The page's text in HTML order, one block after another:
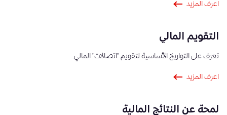
اعرف المزيد
التقويم المالي
تعرف على التواريخ الأساسية لتقويم "اتصالات" المالي.
اعرف المزيد
لمحة عن النتائج المالية